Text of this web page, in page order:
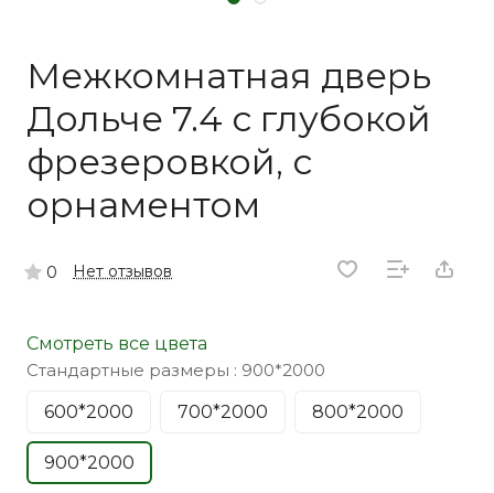
Межкомнатная дверь
Дольче 7.4 с глубокой
фрезеровкой, с
орнаментом
0 Нет отзывов
Смотреть все цвета
Стандартные размеры : 900*2000
600*2000
700*2000 800*2000
900*2000